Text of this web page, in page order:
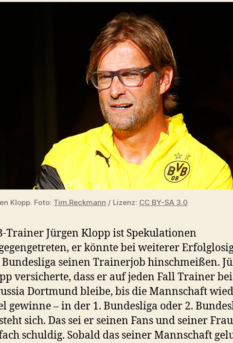
Klopp. Foto: Tim.Reckmann / Lizenz: CC BY-SA 3.0
Trainer Jürgen Klopp ist Spekulationen
er könnte bei weiterer
seinen Trainerjob hinschmeißen.
versicherte, dass er auf jeden Fall Trainer bei
Dortmund bleibe, bis die Mannschaft
gewinne – in der 1. Bundesliga oder 2.
sich. Das sei er seinen Fans und seiner Frau
schuldig. Sobald das seiner Mannschaft